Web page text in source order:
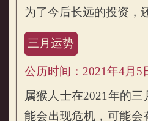
为了今后长远的投资，
三月运势
公历时间：2021年4月5
属猴人士在2021年的
能会出现危机，可能会